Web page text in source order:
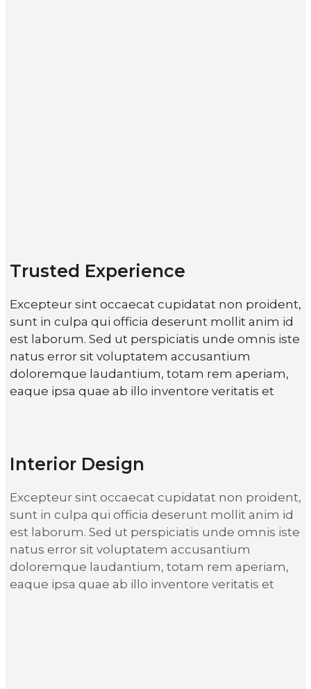
Trusted Experience
Excepteur sint occaecat cupidatat non proident,
sunt in culpa qui officia deserunt mollit anim id
est laborum. Sed ut perspiciatis unde omnis iste
natus error sit voluptatem accusantium
doloremque laudantium, totam rem aperiam,
eaque ipsa quae ab illo inventore veritatis et
Interior Design
Excepteur sint occaecat cupidatat non proident,
sunt in culpa qui officia deserunt mollit anim id
est laborum. Sed ut perspiciatis unde omnis iste
natus error sit voluptatem accusantium
doloremque laudantium, totam rem aperiam,
eaque ipsa quae ab illo inventore veritatis et